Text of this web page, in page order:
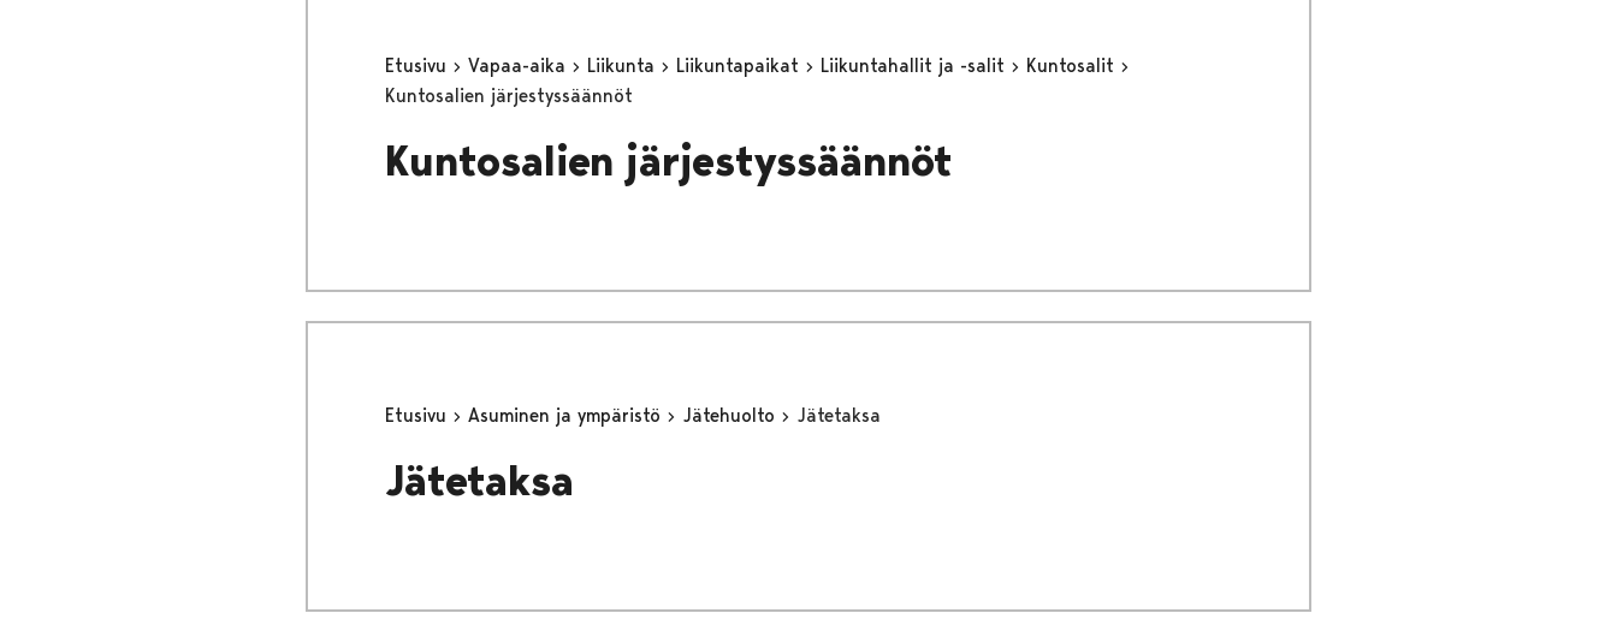
Etusivu Vapaa-aika Liikunta Liikuntapaikat Liikuntahallit ja -salit
Kuntosalit
Kuntosalien järjestyssäännöt
Kuntosalien järjestyssäännöt
Etusivu Asuminen ja ympäristö Jätehuolto Jätetaksa
Jätetaksa